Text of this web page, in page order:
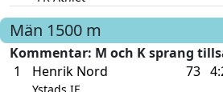
Män 1500 m
Kommentar: M och K sprang
1
Henrik Nord 73